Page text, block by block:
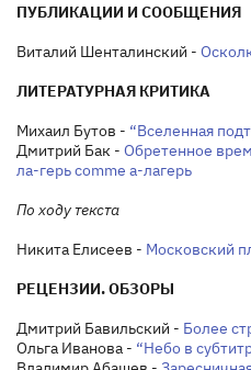
ПУБЛИКАЦИИ И СООБЩЕНИЯ
Виталий Шенталинский -
ЛИТЕРАТУРНАЯ КРИТИКА
Михаил Бутов - “Вселенная
Дмитрий Бак - Обретенное
ла-герь comme а-лагерь
По ходу текста
Никита Елисеев - Московский
РЕЦЕНЗИИ. ОБЗОРЫ
Дмитрий Бавильский - Более
Ольга Иванова - “Небо в